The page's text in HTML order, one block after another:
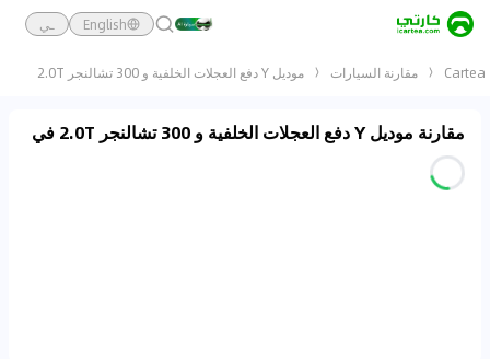
English ـي
Cartea مقارنة السيارات موديل Y دفع العجلات الخلفية و 300 تشالنجر 2.0T
مقارنة موديل Y دفع العجلات الخلفية و 300 تشالنجر 2.0T في